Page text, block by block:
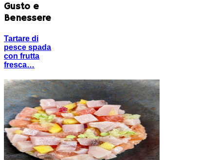
Gusto e
Benessere
Tartare di
pesce spada
con frutta
fresca…